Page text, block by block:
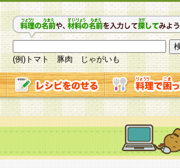
(例)トマト 豚肉 じゃがいも